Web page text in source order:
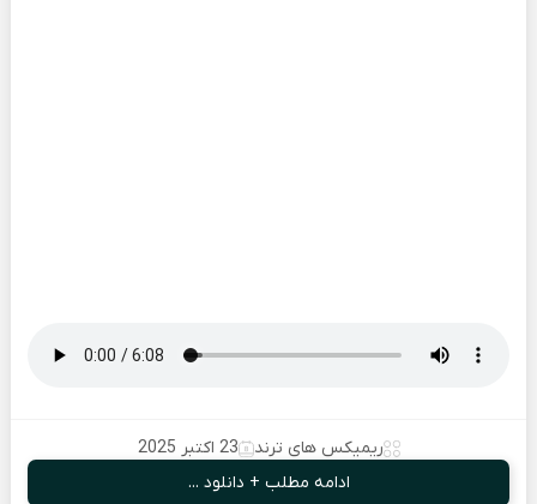
ریمیکس های ترند
23 اکتبر 2025
ادامه مطلب + دانلود ...